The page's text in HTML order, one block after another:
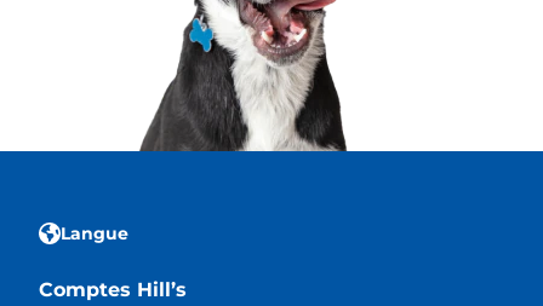
Langue
Comptes Hill’s